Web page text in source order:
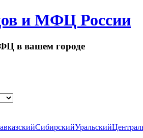
и МФЦ России
в вашем городе
СибирскийУральский